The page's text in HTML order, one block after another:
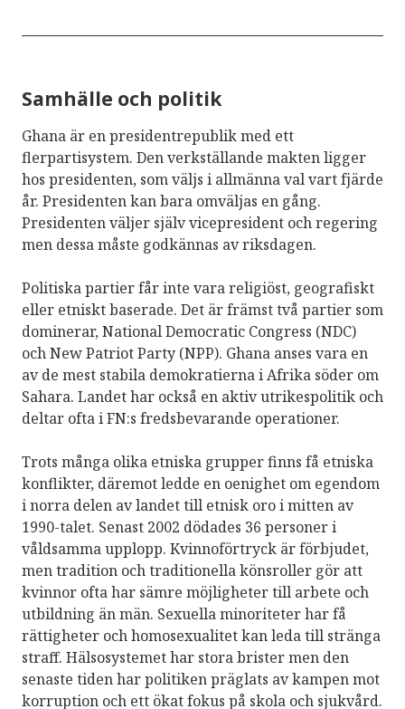
Samhälle och politik
Ghana är en presidentrepublik med ett
flerpartisystem. Den verkställande makten ligger
hos presidenten, som väljs i allmänna val vart fjärde
år. Presidenten kan bara omväljas en gång.
Presidenten väljer själv vicepresident och regering
men dessa måste godkännas av riksdagen.
Politiska partier får inte vara religiöst, geografiskt
eller etniskt baserade. Det är främst två partier som
dominerar, National Democratic Congress (NDC)
och New Patriot Party (NPP). Ghana anses vara en
av de mest stabila demokratierna i Afrika söder om
Sahara. Landet har också en aktiv utrikespolitik och
deltar ofta i FN:s fredsbevarande operationer.
Trots många olika etniska grupper finns få etniska
konflikter, däremot ledde en oenighet om egendom
i norra delen av landet till etnisk oro i mitten av
1990-talet. Senast 2002 dödades 36 personer i
våldsamma upplopp. Kvinnoförtryck är förbjudet,
men tradition och traditionella könsroller gör att
kvinnor ofta har sämre möjligheter till arbete och
utbildning än män. Sexuella minoriteter har få
rättigheter och homosexualitet kan leda till stränga
straff. Hälsosystemet har stora brister men den
senaste tiden har politiken präglats av kampen mot
korruption och ett ökat fokus på skola och sjukvård.